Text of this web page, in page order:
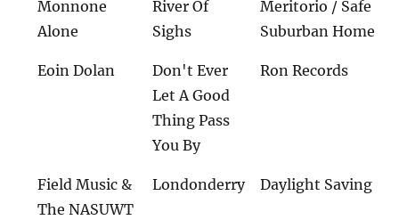
Monnone
Alone
River Of
Sighs
Meritorio / Safe
Suburban Home
Eoin Dolan
Don't Ever
Let A Good
Thing Pass
You By
Ron Records
Field Music &
The NASUWT
Londonderry Daylight Saving